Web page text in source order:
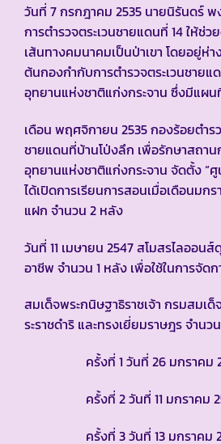
วันที่ 7 กรกฎาคม 2535 นายนิรันดร์
การตำรวจตระเวนชายแดนที่ 14 ให้ช่
เส้นทางคมนาคมเป็นป่าเขา โดยอยู่ห่
ต้นกองกำกับการตำรวจตระเวนชายแ
อุทยานแห่งชาติแก่งกระจาน ซึ่งมีแผน
เดือน พฤศจิกายน 2535 กองร้อยตำร
ชายแดนที่บ้านโป่งลึก เพื่อรักษาสถา
อุทยานแห่งชาติแก่งกระจาน จัดตั้ง “
ได้เปิดการเรียนการสอนเมื่อเดือนม
แฝก จำนวน 2 หลัง
วันที่ 11 เมษายน 2547 สโมสรไลออน
อาชีพ จำนวน 1 หลัง เพื่อใช้ในการจัด
สมเด็จพระกนิษฐาธิราชเจ้า กรมสมเ
ระราชดำริ และทรงเยี่ยมราษฎร จำน
ครั้งที่ 1 วันที่ 26 มกราคม
ครั้งที่ 2 วันที่ 11 มกราคม
ครั้งที่ 3 วันที่ 13 มกราคม